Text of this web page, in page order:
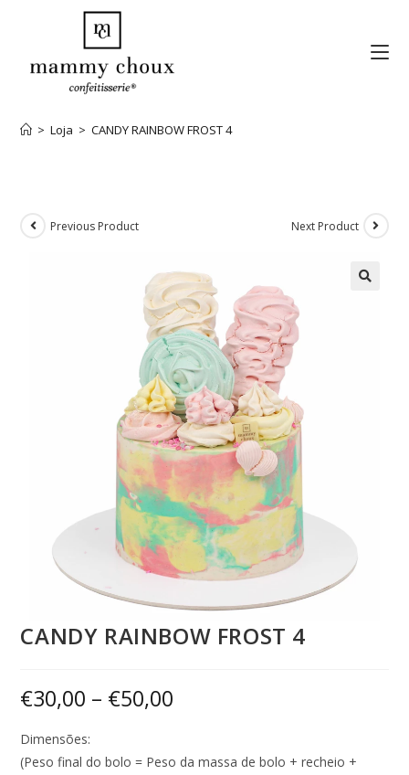
> Loja > CANDY RAINBOW FROST 4
Previous Product Next Product
CANDY RAINBOW FROST 4
€30,00 – €50,00
Dimensões:
(Peso final do bolo = Peso da massa de bolo + recheio +